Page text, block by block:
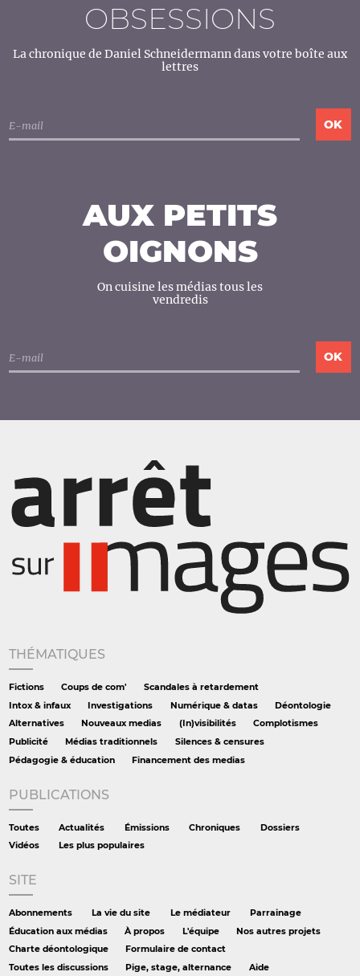
OBSESSIONS
La chronique de Daniel Schneidermann dans votre boîte aux
lettres
AUX PETITS
OIGNONS
On cuisine les médias tous les
vendredis
THÉMATIQUES
Fictions Coups de com'
Scandales à retardement
Intox & infaux
Investigations Numérique & datas
Déontologie
Alternatives
Nouveaux medias (In)visibilités
Complotismes
Publicité
Médias traditionnels
Silences & censures
Pédagogie & éducation
Financement des medias
PUBLICATIONS
Toutes Actualités Émissions Chroniques
Dossiers
Vidéos
Les plus populaires
SITE
Abonnements La vie du site Le médiateur
Parrainage
Éducation aux médias
À propos L'équipe
Nos autres projets
Charte déontologique
Formulaire de contact
Toutes les discussions
Pige, stage, alternance Aide